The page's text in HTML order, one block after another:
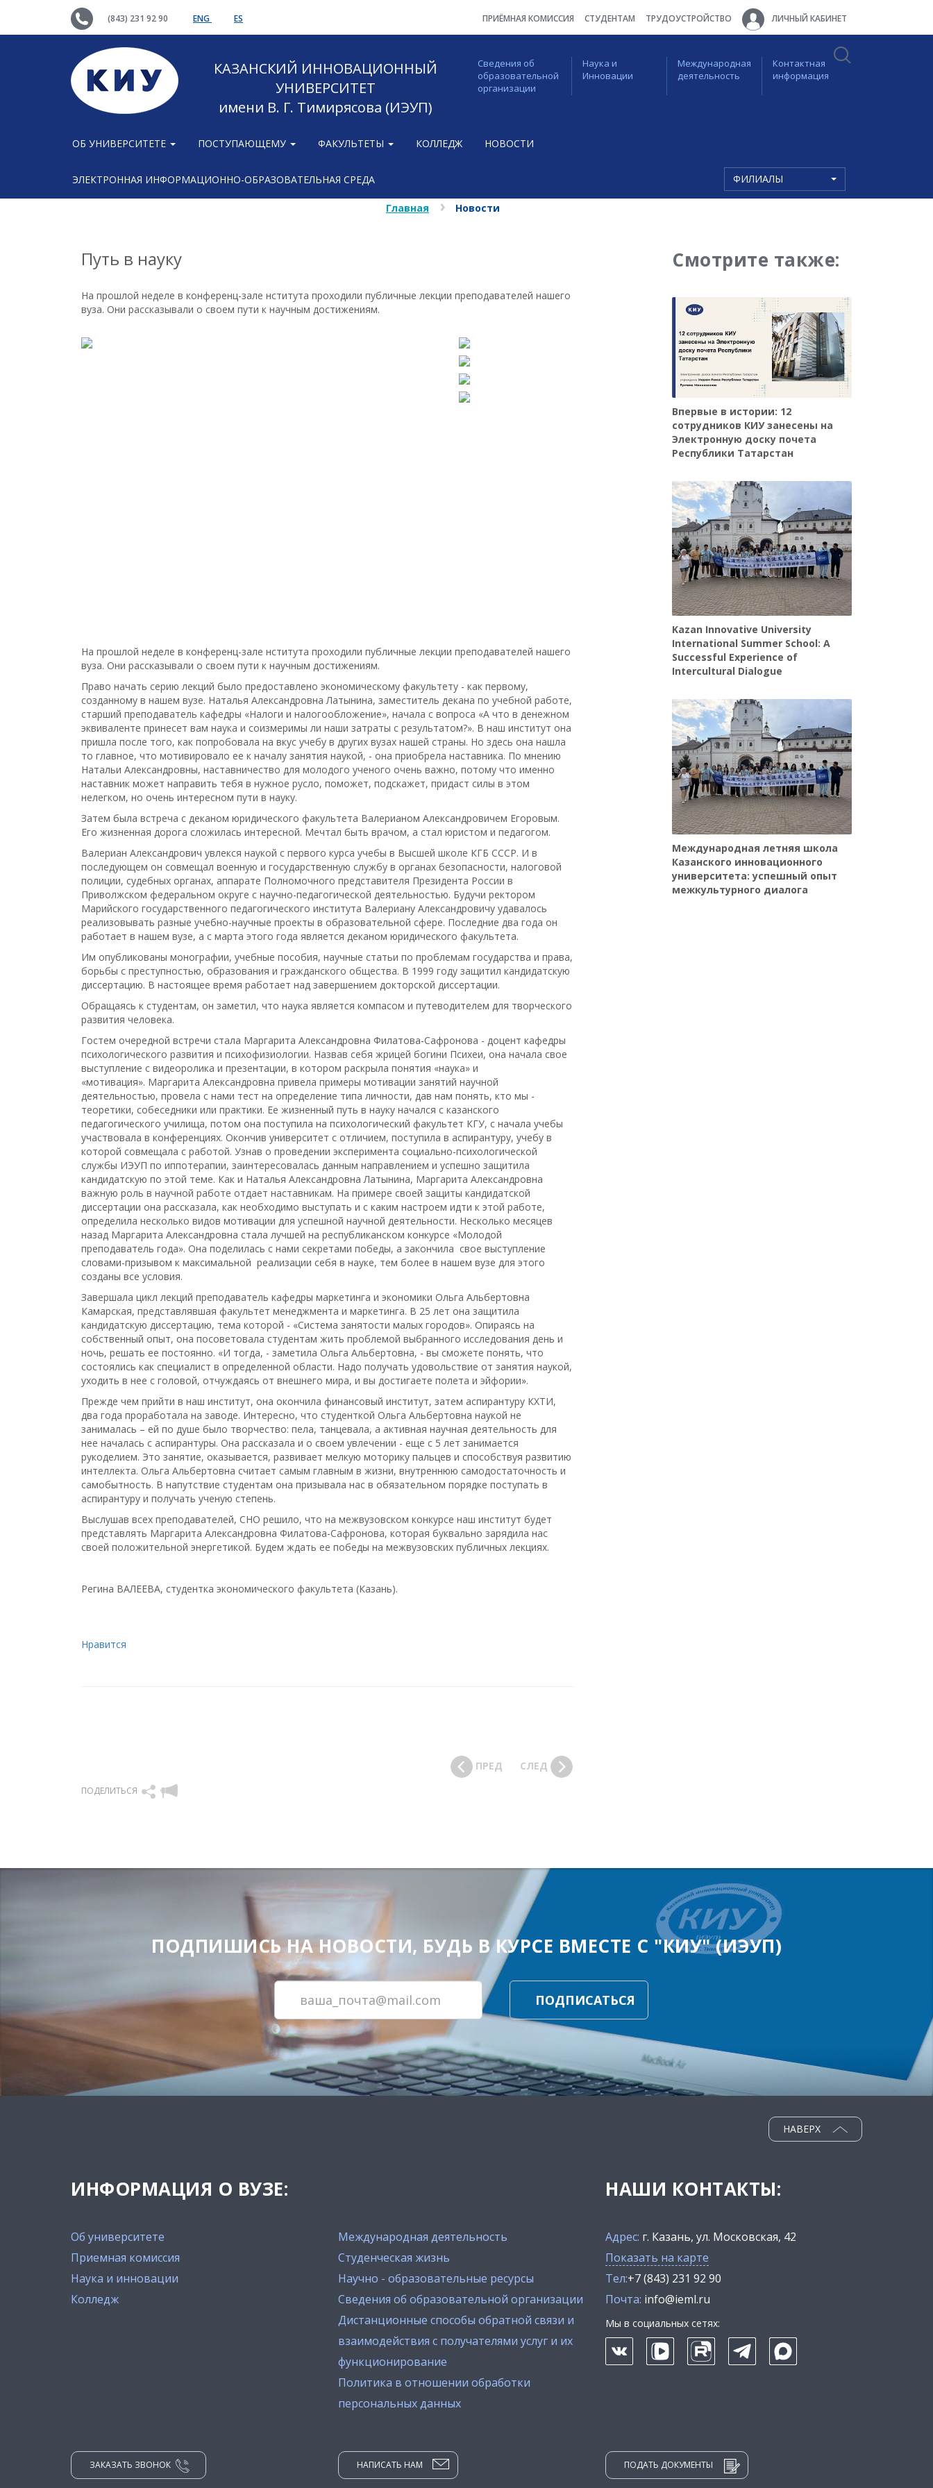
(843) 231 92 90 ENG ES ПРИЁМНАЯ КОМИССИЯ СТУДЕНТАМ ТРУДОУСТРОЙСТВО ЛИЧНЫЙ КАБИНЕТ
КАЗАНСКИЙ ИННОВАЦИОННЫЙ
УНИВЕРСИТЕТ
имени В. Г. Тимирясова (ИЭУП)
Сведения об
образовательной
организации
Наука и
Инновации
Международная
деятельность
Контактная
информация
ОБ УНИВЕРСИТЕТЕ ПОСТУПАЮЩЕМУ ФАКУЛЬТЕТЫ КОЛЛЕДЖ НОВОСТИ
ЭЛЕКТРОННАЯ ИНФОРМАЦИОННО-ОБРАЗОВАТЕЛЬНАЯ СРЕДА ФИЛИАЛЫ
Главная Новости
Путь в науку
На прошлой неделе в конференц-зале нститута проходили публичные лекции преподавателей нашего
вуза. Они рассказывали о своем пути к научным достижениям.
На прошлой неделе в конференц-зале нститута проходили публичные лекции преподавателей нашего
вуза. Они рассказывали о своем пути к научным достижениям.
Право начать серию лекций было предоставлено экономическому факультету - как первому,
созданному в нашем вузе. Наталья Александровна Латынина, заместитель декана по учебной работе,
старший преподаватель кафедры «Налоги и налогообложение», начала с вопроса «А что в денежном
эквиваленте принесет вам наука и соизмеримы ли наши затраты с результатом?». В наш институт она
пришла после того, как попробовала на вкус учебу в других вузах нашей страны. Но здесь она нашла
то главное, что мотивировало ее к началу занятия наукой, - она приобрела наставника. По мнению
Натальи Александровны, наставничество для молодого ученого очень важно, потому что именно
наставник может направить тебя в нужное русло, поможет, подскажет, придаст силы в этом
нелегком, но очень интересном пути в науку.
Затем была встреча с деканом юридического факультета Валерианом Александровичем Егоровым.
Его жизненная дорога сложилась интересной. Мечтал быть врачом, а стал юристом и педагогом.
Валериан Александрович увлекся наукой с первого курса учебы в Высшей школе КГБ СССР. И в
последующем он совмещал военную и государственную службу в органах безопасности, налоговой
полиции, судебных органах, аппарате Полномочного представителя Президента России в
Приволжском федеральном округе с научно-педагогической деятельностью. Будучи ректором
Марийского государственного педагогического института Валериану Александровичу удавалось
реализовывать разные учебно-научные проекты в образовательной сфере. Последние два года он
работает в нашем вузе, а с марта этого года является деканом юридического факультета.
Им опубликованы монографии, учебные пособия, научные статьи по проблемам государства и права,
борьбы с преступностью, образования и гражданского общества. В 1999 году защитил кандидатскую
диссертацию. В настоящее время работает над завершением докторской диссертации.
Обращаясь к студентам, он заметил, что наука является компасом и путеводителем для творческого
развития человека.
Гостем очередной встречи стала Маргарита Александровна Филатова-Сафронова - доцент кафедры
психологического развития и психофизиологии. Назвав себя жрицей богини Психеи, она начала свое
выступление с видеоролика и презентации, в котором раскрыла понятия «наука» и
«мотивация». Маргарита Александровна привела примеры мотивации занятий научной
деятельностью, провела с нами тест на определение типа личности, дав нам понять, кто мы -
теоретики, собеседники или практики. Ее жизненный путь в науку начался с казанского
педагогического училища, потом она поступила на психологический факультет КГУ, с начала учебы
участвовала в конференциях. Окончив университет с отличием, поступила в аспирантуру, учебу в
которой совмещала с работой. Узнав о проведении эксперимента социально-психологической
службы ИЭУП по иппотерапии, заинтересовалась данным направлением и успешно защитила
кандидатскую по этой теме. Как и Наталья Александровна Латынина, Маргарита Александровна
важную роль в научной работе отдает наставникам. На примере своей защиты кандидатской
диссертации она рассказала, как необходимо выступать и с каким настроем идти к этой работе,
определила несколько видов мотивации для успешной научной деятельности. Несколько месяцев
назад Маргарита Александровна стала лучшей на республиканском конкурсе «Молодой
преподаватель года». Она поделилась с нами секретами победы, а закончила свое выступление
словами-призывом к максимальной реализации себя в науке, тем более в нашем вузе для этого
созданы все условия.
Завершала цикл лекций преподаватель кафедры маркетинга и экономики Ольга Альбертовна
Камарская, представлявшая факультет менеджмента и маркетинга. В 25 лет она защитила
кандидатскую диссертацию, тема которой - «Система занятости малых городов». Опираясь на
собственный опыт, она посоветовала студентам жить проблемой выбранного исследования день и
ночь, решать ее постоянно. «И тогда, - заметила Ольга Альбертовна, - вы сможете понять, что
состоялись как специалист в определенной области. Надо получать удовольствие от занятия наукой,
уходить в нее с головой, отчуждаясь от внешнего мира, и вы достигаете полета и эйфории».
Прежде чем прийти в наш институт, она окончила финансовый институт, затем аспирантуру КХТИ,
два года проработала на заводе. Интересно, что студенткой Ольга Альбертовна наукой не
занималась – ей по душе было творчество: пела, танцевала, а активная научная деятельность для
нее началась с аспирантуры. Она рассказала и о своем увлечении - еще с 5 лет занимается
рукоделием. Это занятие, оказывается, развивает мелкую моторику пальцев и способствуя развитию
интеллекта. Ольга Альбертовна считает самым главным в жизни, внутреннюю самодостаточность и
самобытность. В напутствие студентам она призывала нас в обязательном порядке поступать в
аспирантуру и получать ученую степень.
Выслушав всех преподавателей, СНО решило, что на межвузовском конкурсе наш институт будет
представлять Маргарита Александровна Филатова-Сафронова, которая буквально зарядила нас
своей положительной энергетикой. Будем ждать ее победы на межвузовских публичных лекциях.
Регина ВАЛЕЕВА, студентка экономического факультета (Казань).
Нравится
ПОДЕЛИТЬСЯ
ПРЕД СЛЕД
Смотрите также:
Впервые в истории: 12
сотрудников КИУ занесены на
Электронную доску почета
Республики Татарстан
Kazan Innovative University
International Summer School: A
Successful Experience of
Intercultural Dialogue
Международная летняя школа
Казанского инновационного
университета: успешный опыт
межкультурного диалога
ПОДПИШИСЬ НА НОВОСТИ, БУДЬ В КУРСЕ ВМЕСТЕ С "КИУ" (ИЭУП)
ПОДПИСАТЬСЯ
ИНФОРМАЦИЯ О ВУЗЕ:
Об университете
Приемная комиссия
Наука и инновации
Колледж
Международная деятельность
Студенческая жизнь
Научно - образовательные ресурсы
Сведения об образовательной организации
Дистанционные способы обратной связи и
взаимодействия с получателями услуг и их
функционирование
Политика в отношении обработки
персональных данных
НАВЕРХ
НАШИ КОНТАКТЫ:
Адрес: г. Казань, ул. Московская, 42
Показать на карте
Тел:+7 (843) 231 92 90
Почта: info@ieml.ru
Мы в социальных сетях:
ЗАКАЗАТЬ ЗВОНОК НАПИСАТЬ НАМ ПОДАТЬ ДОКУМЕНТЫ